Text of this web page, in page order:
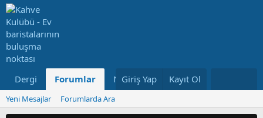
Dergi Forumlar Neler Yeni Kullanıcılar
Giriş Yap Kayıt Ol
Yeni Mesajlar Forumlarda Ara